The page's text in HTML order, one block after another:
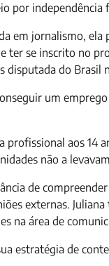
por
em jornalismo,
ter se inscrito no
disputada do Brasil
um
profissional aos 14
não a
de
externas.
na área de
estratégia de